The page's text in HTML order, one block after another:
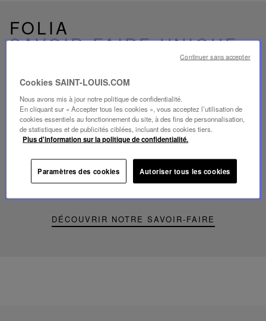
FOLIA
SAVOIR-FAIRE UNIQUE
DÉCOUVRIR NOTRE SAVOIR-FAIRE
Lire
la
video
Youtube
video,
mini
lamp
Cookies SAINT-LOUIS.COM
Nous avons mis à jour notre politique de confidentialité.
En cliquant sur « Accepter tous les cookies », vous acceptez l’utilisation de
cookies essentiels au fonctionnement du site, à des fins de personnalisation,
de statistiques et de publicités ciblées, incluant des cookies tiers.
Plus d'information sur la politique de confidentialité.
Paramètres des cookies Autoriser tous les cookies
Continuer sans accepter